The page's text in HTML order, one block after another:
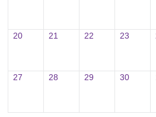
20 21 22 23
27 28 29 30